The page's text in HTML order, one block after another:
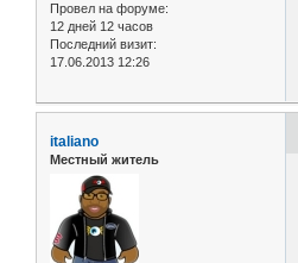
Провел на форуме:
12 дней 12 часов
Последний визит:
17.06.2013 12:26
italiano
Местный житель